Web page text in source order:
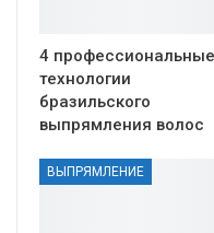
4 профессиональные
технологии
бразильского
выпрямления волос
ВЫПРЯМЛЕНИЕ